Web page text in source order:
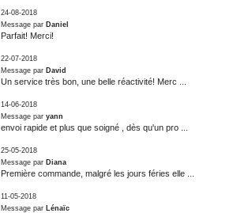
24-08-2018
Message par Daniel
Parfait! Merci!
22-07-2018
Message par David
Un service très bon, une belle réactivité! Merc ...
14-06-2018
Message par yann
envoi rapide et plus que soigné , dès qu'un pro ...
25-05-2018
Message par Diana
Première commande, malgré les jours féries elle ...
11-05-2018
Message par Lénaïc